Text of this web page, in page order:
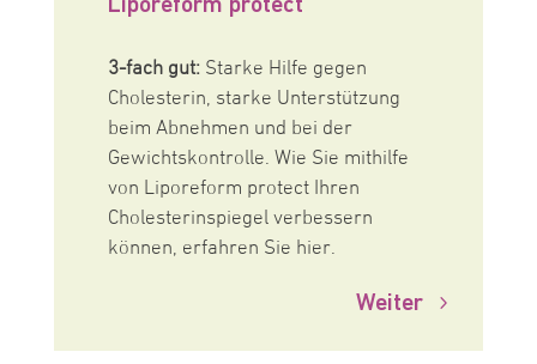
3-fach gut: Starke Hilfe gegen
Cholesterin, starke Unterstützung
beim Abnehmen und bei der
Gewichtskontrolle. Wie Sie mithilfe
von Liporeform protect Ihren
Cholesterinspiegel verbessern
können, erfahren Sie hier.
Weiter